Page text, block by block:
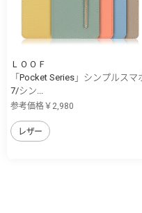
ＬＯＯＦ
「Pocket Series」シンプルスマ
7/シン...
参考価格￥2,980
レザー